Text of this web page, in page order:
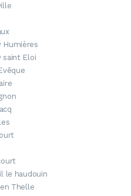
Humières
saint Eloi
le haudouin
Thelle